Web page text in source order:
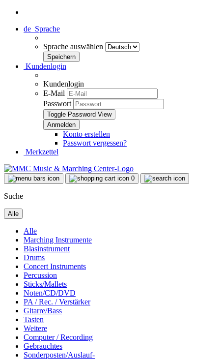
de Sprache
Sprache auswählen
Kundenlogin
Kundenlogin
E-Mail
Passwort
Toggle Password View
Konto erstellen
Passwort vergessen?
Merkzettel
0
Suche
Alle
Alle
Marching Instrumente
Blasinstrument
Drums
Concert Instruments
Percussion
Sticks/Mallets
Noten/CD/DVD
PA / Rec. / Verstärker
Gitarre/Bass
Tasten
Weitere
Computer / Recording
Gebrauchtes
Sonderposten/Auslauf-